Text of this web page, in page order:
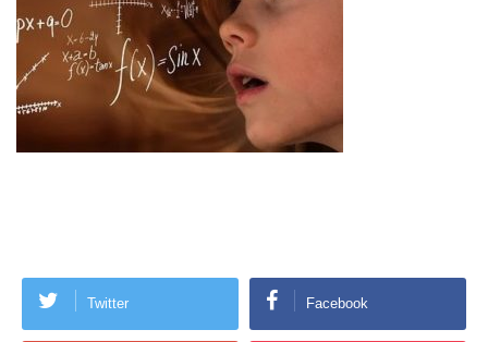
Twitter Facebook